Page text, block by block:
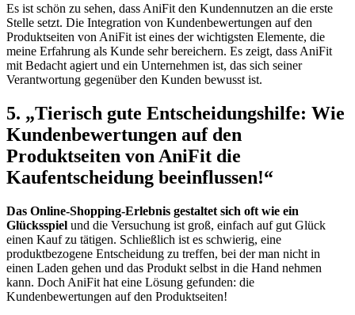
Es ist schön zu sehen, dass AniFit den⁢ Kundennutzen an die erste
Stelle setzt. ⁣Die Integration von Kundenbewertungen auf den
Produktseiten⁢ von AniFit ist eines der wichtigsten Elemente, die
meine Erfahrung als Kunde sehr bereichern. Es zeigt, dass AniFit
mit Bedacht ‌agiert ​und ein Unternehmen ist, das sich seiner
Verantwortung gegenüber den Kunden bewusst ⁤ist.
5. „Tierisch gute Entscheidungshilfe: Wie
Kundenbewertungen auf den
Produktseiten von‍ AniFit die⁢
Kaufentscheidung beeinflussen!“
Das ​Online-Shopping-Erlebnis gestaltet sich oft wie ein
Glücksspiel und die Versuchung ist‍ groß,⁣ einfach auf gut Glück
einen Kauf zu tätigen. Schließlich ist es schwierig, eine
produktbezogene ‌Entscheidung zu treffen, bei der man nicht in
einen Laden‍ gehen und das Produkt selbst in die Hand nehmen
kann. Doch AniFit ⁣hat eine⁢ Lösung gefunden: die
Kundenbewertungen‌ auf​ den Produktseiten!